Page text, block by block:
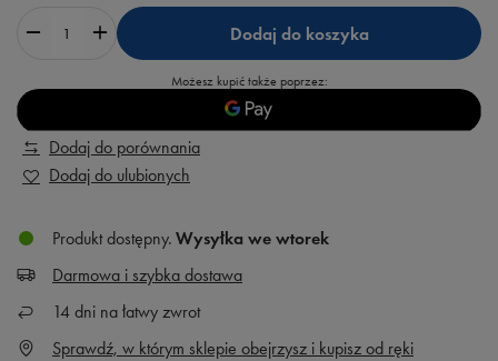
Dodaj do koszyka
Możesz kupić także poprzez:
Dodaj do porównania
Dodaj do ulubionych
Produkt dostępny Wysyłka we wtorek
Darmowa i szybka dostawa
14 dni na łatwy zwrot
Sprawdź, w którym sklepie obejrzysz i kupisz od ręki